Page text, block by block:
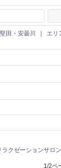
田・安曇川
エリ
ラクゼーションサロ
1/2ペ